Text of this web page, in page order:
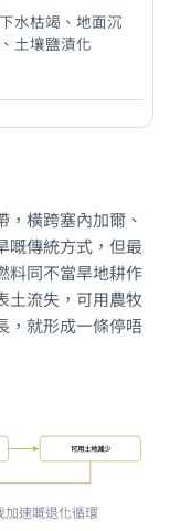
水枯竭、地面沉
土壤鹽漬化
，橫跨塞內加爾、
嘅傳統方式，但最
料同不當旱地耕作
土流失，可用農牧
，就形成一條停唔
可用土地減少
加速嘅退化循環